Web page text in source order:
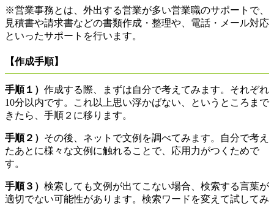
※営業事務とは、外出する営業が多い営業職のサポートで、
見積書や請求書などの書類作成・整理や、電話・メール対応
といったサポートを行います。
【作成手順】
手順１） 作成する際、まずは自分で考えてみます。それぞれ
10分以内です。これ以上思い浮かばない、というところまで
きたら、手順２に移ります。
手順２） その後、ネットで文例を調べてみます。自分で考え
たあとに様々な文例に触れることで、応用力がつくためで
す。
手順３） 検索しても文例が出てこない場合、検索する言葉が
適切でない可能性があります。検索ワードを変えて試してみ